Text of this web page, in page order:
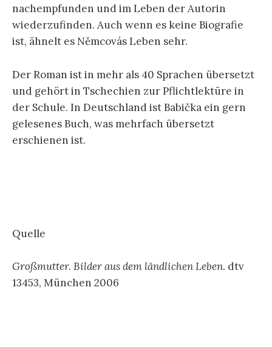
nachempfunden und im Leben der Autorin
wiederzufinden. Auch wenn es keine Biografie
ist, ähnelt es Němcovás Leben sehr.
Der Roman ist in mehr als 40 Sprachen übersetzt
und gehört in Tschechien zur Pflichtlektüre in
der Schule. In Deutschland ist Babička ein gern
gelesenes Buch, was mehrfach übersetzt
erschienen ist.
Quelle
Großmutter. Bilder aus dem ländlichen Leben. dtv
13453, München 2006